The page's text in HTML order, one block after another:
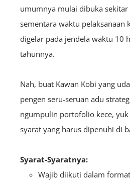
umumnya mulai dibuka sekitar
sementara waktu pelaksanaan
digelar pada jendela waktu 10
tahunnya.
Nah, buat Kawan Kobi yang
pengen seru-seruan adu
ngumpulin portofolio kece,
syarat yang harus dipenuhi di
Syarat-Syaratnya:
Wajib diikuti dalam